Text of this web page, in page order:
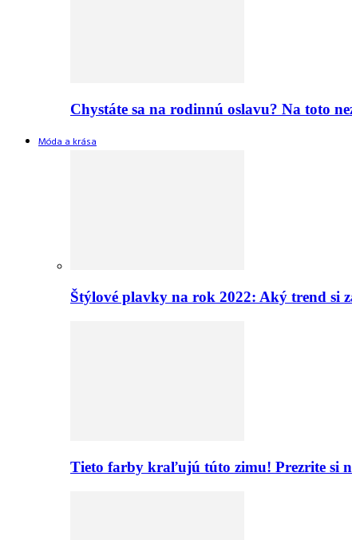
Chystáte sa na rodinnú oslavu? Na toto
Móda a krása
Štýlové plavky na rok 2022: Aký trend si
Tieto farby kraľujú túto zimu! Prezrite si